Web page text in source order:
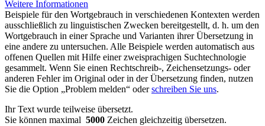
Weitere Informationen
Beispiele für den Wortgebrauch in verschiedenen Kontexten werden
ausschließlich zu linguistischen Zwecken bereitgestellt, d. h. um den
Wortgebrauch in einer Sprache und Varianten ihrer Übersetzung in
eine andere zu untersuchen. Alle Beispiele werden automatisch aus
offenen Quellen mit Hilfe einer zweisprachigen Suchtechnologie
gesammelt. Wenn Sie einen Rechtschreib-, Zeichensetzungs- oder
anderen Fehler im Original oder in der Übersetzung finden, nutzen
Sie die Option „Problem melden“ oderschreiben Sie uns.
Ihr Text wurde teilweise übersetzt.
Sie können maximal 5000 Zeichen gleichzeitig übersetzen.